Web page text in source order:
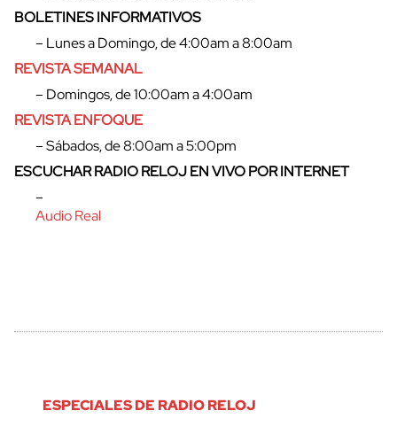
cerrar
BOLETINES INFORMATIVOS
– Lunes a Domingo, de 4:00am a 8:00am
REVISTA SEMANAL
– Domingos, de 10:00am a 4:00am
REVISTA ENFOQUE
– Sábados, de 8:00am a 5:00pm
ESCUCHAR RADIO RELOJ EN VIVO POR INTERNET
–
Audio Real
ESPECIALES DE RADIO RELOJ